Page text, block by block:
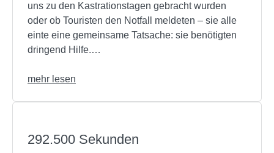
uns zu den Kastrationstagen gebracht wurden
oder ob Touristen den Notfall meldeten – sie alle
einte eine gemeinsame Tatsache: sie benötigten
dringend Hilfe.…
mehr lesen
292.500 Sekunden